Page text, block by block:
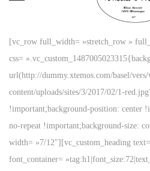
P
a
s
r
n
P
a
s
r
o
[vc_row full_width= »stretch_row »
css=
url(http://dummy.xtemos.com/basel/vers/
content/uploads/sites/3/2017/02/1-
!important;background-position: center
no-repeat !important;background-size:
width= »7/12″][vc_custom_heading
font_container=